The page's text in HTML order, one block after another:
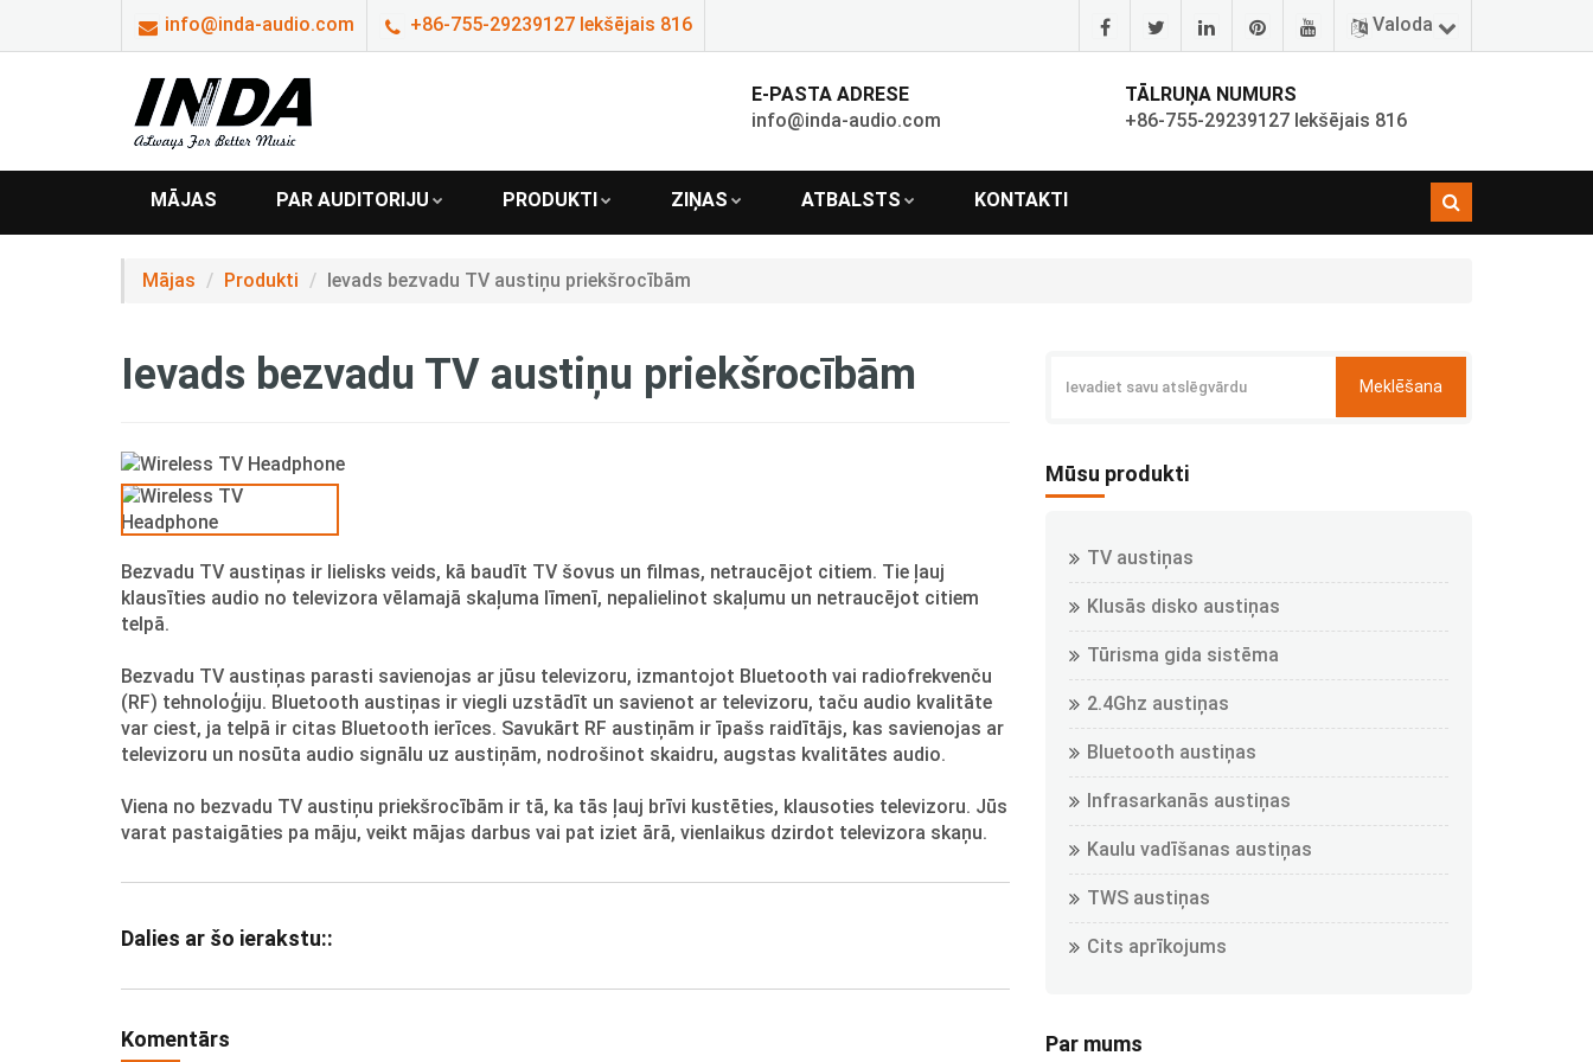
info@inda-audio.com +86-755-29239127 Iekšējais 816 Valoda
E-PASTA ADRESE
info@inda-audio.com
TĀLRUŅA NUMURS
+86-755-29239127 Iekšējais 816
MĀJAS PAR AUDITORIJU PRODUKTI ZIŅAS ATBALSTS KONTAKTI
Mājas Produkti Ievads bezvadu TV austiņu priekšrocībām
Ievads bezvadu TV austiņu priekšrocībām
Bezvadu TV austiņas ir lielisks veids, kā baudīt TV šovus un filmas, netraucējot citiem. Tie ļauj
klausīties audio no televizora vēlamajā skaļuma līmenī, nepalielinot skaļumu un netraucējot citiem
telpā.
Bezvadu TV austiņas parasti savienojas ar jūsu televizoru, izmantojot Bluetooth vai radiofrekvenču
(RF) tehnoloģiju. Bluetooth austiņas ir viegli uzstādīt un savienot ar televizoru, taču audio kvalitāte
var ciest, ja telpā ir citas Bluetooth ierīces. Savukārt RF austiņām ir īpašs raidītājs, kas savienojas ar
televizoru un nosūta audio signālu uz austiņām, nodrošinot skaidru, augstas kvalitātes audio.
Viena no bezvadu TV austiņu priekšrocībām ir tā, ka tās ļauj brīvi kustēties, klausoties televizoru. Jūs
varat pastaigāties pa māju, veikt mājas darbus vai pat iziet ārā, vienlaikus dzirdot televizora skaņu.
Dalies ar šo ierakstu::
Komentārs
Meklēšana
Mūsu produkti
TV austiņas
Klusās disko austiņas
Tūrisma gida sistēma
2.4Ghz austiņas
Bluetooth austiņas
Infrasarkanās austiņas
Kaulu vadīšanas austiņas
TWS austiņas
Cits aprīkojums
Par mums